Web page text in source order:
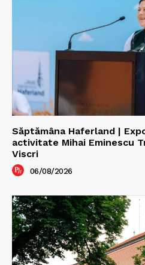
Săptămâna Haferland |
activitate Mihai Eminescu
Viscri
06/08/2026